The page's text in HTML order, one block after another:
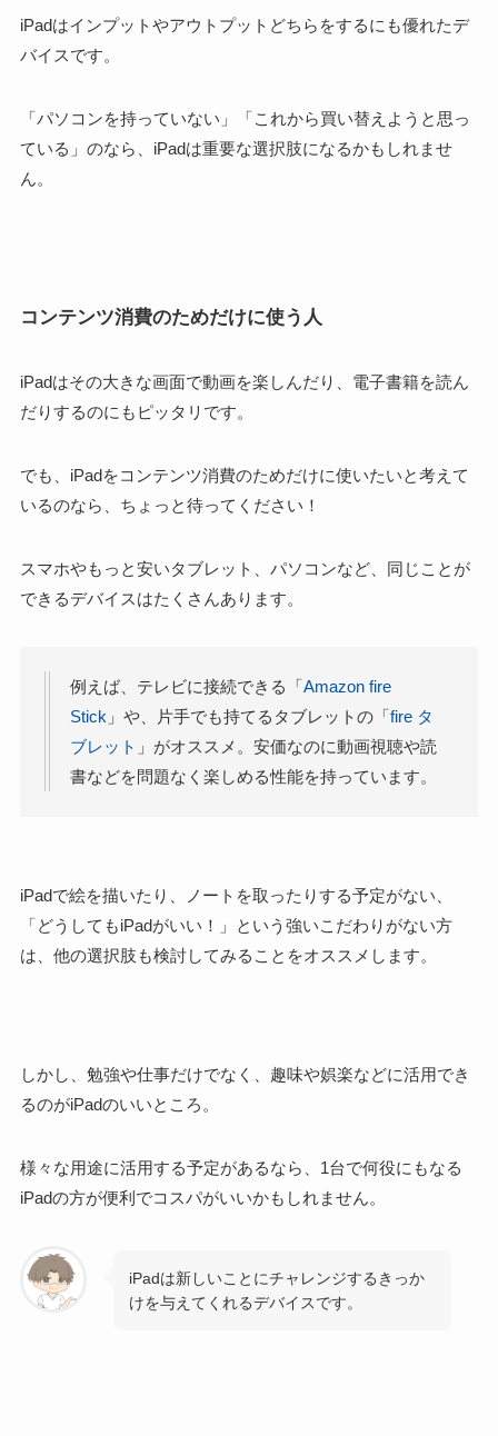
iPadはインプットやアウトプットどちらをするにも優れたデ
バイスです。
「パソコンを持っていない」「これから買い替えようと思っ
ている」のなら、 iPadは重要な選択肢になるかもしれませ
ん。
コンテンツ消費のためだけに使う人
iPadはその大きな画面で動画を楽しんだり、電子書籍を読ん
だりするのにもピッタリです。
でも、 iPadをコンテンツ消費のためだけに使いたいと考えて
いるのなら、ちょっと待ってください！
スマホやもっと安いタブレット、パソコンなど、同じことが
できるデバイスはたくさんあります。
例えば、テレビに接続できる「Amazon fire
Stick 」や、片手でも持てるタブレットの「fire タ
ブレット 」がオススメ。安価なのに動画視聴や読
書などを問題なく楽しめる性能を持っています。
iPadで絵を描いたり、ノートを取ったりする予定がない、
「どうしてもiPadがいい！」
という強いこだわりがない方
は、他の選択肢も検討してみることをオススメします。
しかし、勉強や仕事だけでなく、趣味や娯楽などに活用でき
るのがiPadのいいところ。
様々な用途に活用する予定があるなら、1台で何役にもなる
iPadの方が便利でコスパがいいかもしれません。
iPadは新しいことにチャレンジするきっか
けを与えてくれるデバイスです。